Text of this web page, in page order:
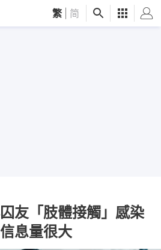
繁 简
友「肢體接觸」感染
息量很大